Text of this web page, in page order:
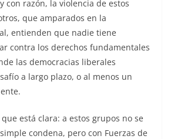
con razón, la violencia de estos
que amparados en la
entienden que nadie tiene
contra los derechos fundamentales
las democracias liberales
a largo plazo, o al menos un
está clara: a estos grupos no se
condena, pero con Fuerzas de